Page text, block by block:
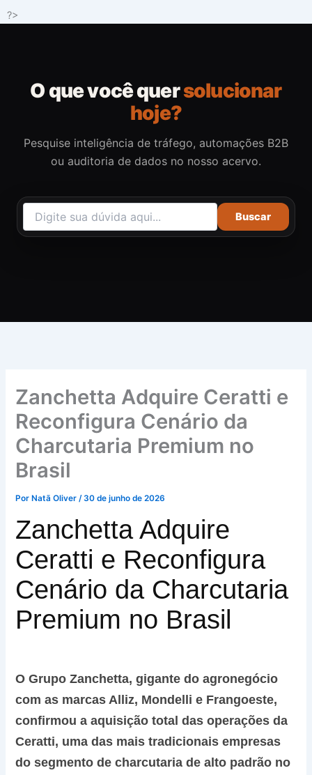
para
?>
O que você quersolucionar
hoje?
Pesquise inteligência de tráfego, automações B2B
ou auditoria de dados no nosso acervo.
Buscar
Zanchetta Adquire Ceratti e
Reconfigura Cenário da
Charcutaria Premium no
Brasil
Por Natã Oliver/30 de junho de 2026
Zanchetta Adquire
Ceratti e Reconfigura
Cenário da Charcutaria
Premium no Brasil
O Grupo Zanchetta, gigante do agronegócio
com as marcas Alliz, Mondelli e Frangoeste,
confirmou a aquisição total das operações da
Ceratti, uma das mais tradicionais empresas
do segmento de charcutaria de alto padrão no